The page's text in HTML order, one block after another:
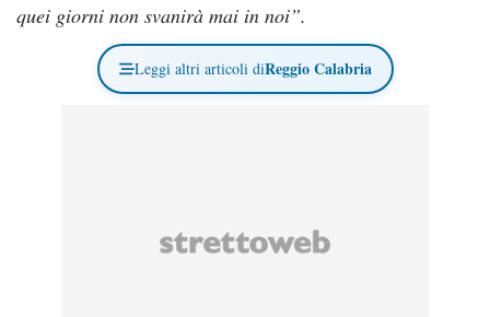
quei giorni non svanirà mai in noi”.
Leggi altri articoli diReggio Calabria